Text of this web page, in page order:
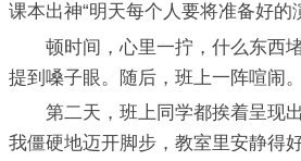
课本出神“明天每个人要将准备好的
顿时间，心里一拧，什么东西堵
提到嗓子眼。随后，班上一阵喧闹。
第二天，班上同学都挨着呈现出
我僵硬地迈开脚步，教室里安静得